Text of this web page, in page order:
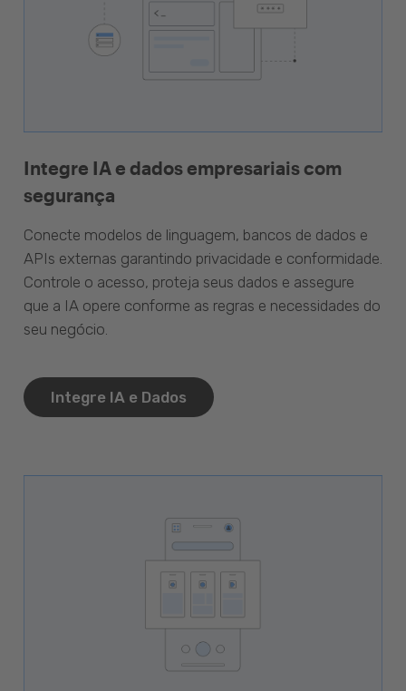
Integre IA e dados empresariais com
segurança
Conecte modelos de linguagem, bancos de dados e
APIs externas garantindo privacidade e conformidade.
Controle o acesso, proteja seus dados e assegure
que a IA opere conforme as regras e necessidades do
seu negócio.
Integre IA e Dados